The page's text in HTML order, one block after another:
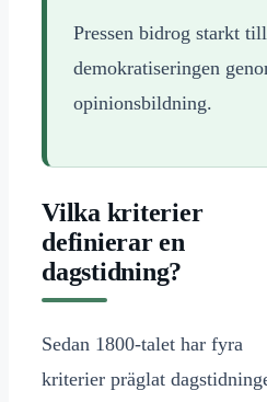
Pressen bidrog starkt till
demokratiseringen
opinionsbildning.
Vilka kriterier
definierar en
dagstidning?
Sedan 1800-talet har fyra
kriterier präglat